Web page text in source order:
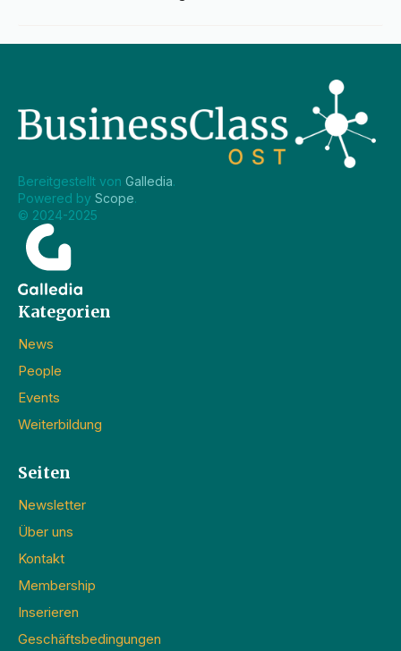
Bereitgestellt von Galledia.
Powered by Scope.
© 2024-2025
Kategorien
News
People
Events
Weiterbildung
Seiten
Newsletter
Über uns
Kontakt
Membership
Inserieren
Geschäftsbedingungen